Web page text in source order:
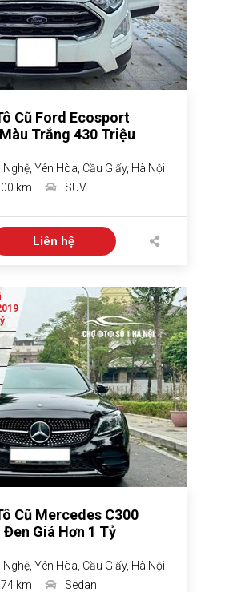
Cũ Ford Ecosport
Trắng 430 Triệu
Yên Hòa, Cầu Giấy, Hà Nội
km SUV
Liên hệ
Cũ Mercedes C300
Giá Hơn 1 Tỷ
Yên Hòa, Cầu Giấy, Hà Nội
km Sedan